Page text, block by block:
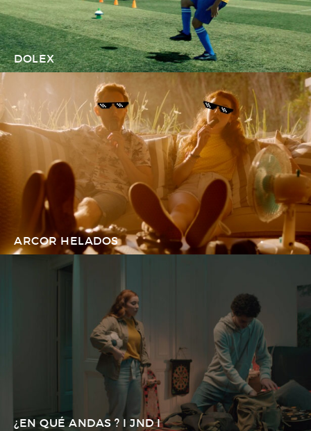
DOLEX
ARCOR HELADOS
¿EN QUÉ ANDAS ? I JND I